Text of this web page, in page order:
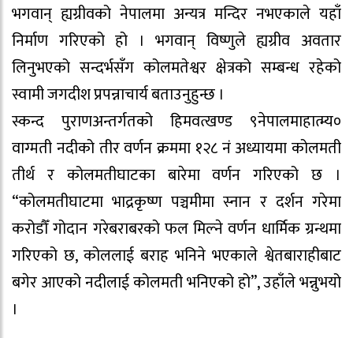
भगवान् ह्यग्रीवको नेपालमा अन्यत्र मन्दिर नभएकाले यहाँ
निर्माण गरिएको हो । भगवान् विष्णुले ह्यग्रीव अवतार
लिनुभएको सन्दर्भसँग कोलमतेश्वर क्षेत्रको सम्बन्ध रहेको
स्वामी जगदीश प्रपन्नाचार्य बताउनुहुन्छ ।
स्कन्द पुराणअन्तर्गतको हिमवत्खण्ड ९नेपालमाहात्म्य०
वाग्मती नदीको तीर वर्णन क्रममा १२८ नं अध्यायमा कोलमती
तीर्थ र कोलमतीघाटका बारेमा वर्णन गरिएको छ ।
“कोलमतीघाटमा भाद्रकृष्ण पञ्चमीमा स्नान र दर्शन गरेमा
करोडौँ गोदान गरेबराबरको फल मिल्ने वर्णन धार्मिक ग्रन्थमा
गरिएको छ, कोललाई बराह भनिने भएकाले श्वेतबाराहीबाट
बगेर आएको नदीलाई कोलमती भनिएको हो”, उहाँले भन्नुभयो
।